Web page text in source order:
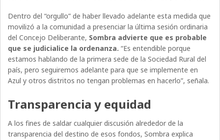
Dentro del “orgullo” de haber llevado adelante esta medida que
movilizó a la comunidad a presenciar la última sesión ordinaria
del Concejo Deliberante, Sombra advierte que es probable
que se judicialice la ordenanza.“Es entendible porque
estamos hablando de la primera sede de la Sociedad Rural del
país, pero seguiremos adelante para que se implemente en
Azul y otros distritos no tengan problemas en hacerlo”, señala.
Transparencia y equidad
A los fines de saldar cualquier discusión alrededor de la
transparencia del destino de esos fondos, Sombra explica